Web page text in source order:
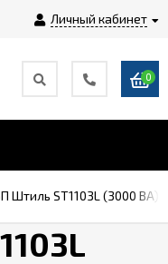
Личный кабинет
0
Штиль ST1103L (3000 ВА)